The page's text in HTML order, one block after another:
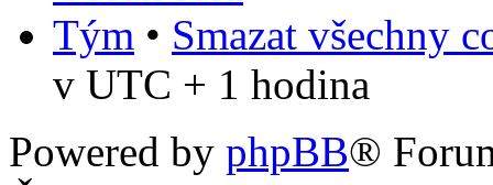
Tým • Smazat všechny
v UTC + 1 hodina
Powered by phpBB®